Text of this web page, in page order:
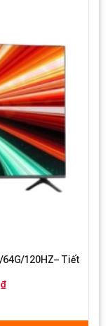
120HZ– Tiết